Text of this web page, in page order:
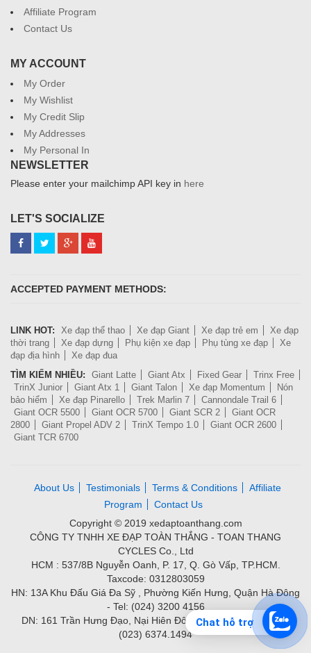
Chat hỗ trợ
Affiliate Program
Contact Us
MY ACCOUNT
My Order
My Wishlist
My Credit Slip
My Addresses
My Personal In
NEWSLETTER
Please enter your mailchimp API key in here
LET'S SOCIALIZE
ACCEPTED PAYMENT METHODS:
LINK HOT: Xe đạp thể thao Xe đạp Giant Xe đạp trẻ em
Xe đạp
thời trang
Xe đạp dựng Phụ kiện xe đạp Phụ tùng xe đạp
Xe
đạp địa hình
Xe đạp đua
TÌM KIẾM NHIỀU:
Giant Latte Giant Atx Fixed Gear
Trinx Free
TrinX Junior
Giant Atx 1 Giant Talon Xe đạp Momentum
Nón
bảo hiểm
Xe đạp Pinarello Trek Marlin 7
Cannondale Trail 6
Giant OCR 5500
Giant OCR 5700 Giant SCR 2
Giant OCR
2800
Giant Propel ADV 2 TrinX Tempo 1.0
Giant OCR 2600
Giant TCR 6700
About Us Testimonials Terms & Conditions
Affiliate
Program
Contact Us
Copyright © 2019 xedaptoanthang.com
CÔNG TY TNHH XE ĐẠP TOÀN THẮNG - TOAN THANG
CYCLES Co., Ltd
HCM : 537/8B Nguyễn Oanh, P. 17, Q. Gò Vấp, TP.HCM.
Taxcode: 0312803059
HN: 13A Khu Đấu Giá Đa Sỹ , Phường Kiến Hưng, Quận Hà Đông
- Tel: (024) 3200 4156
DN: 161 Trần Hưng Đạo, Nại Hiên Đông, Quận Sơn Trà - Tel:
(023) 6374.1494